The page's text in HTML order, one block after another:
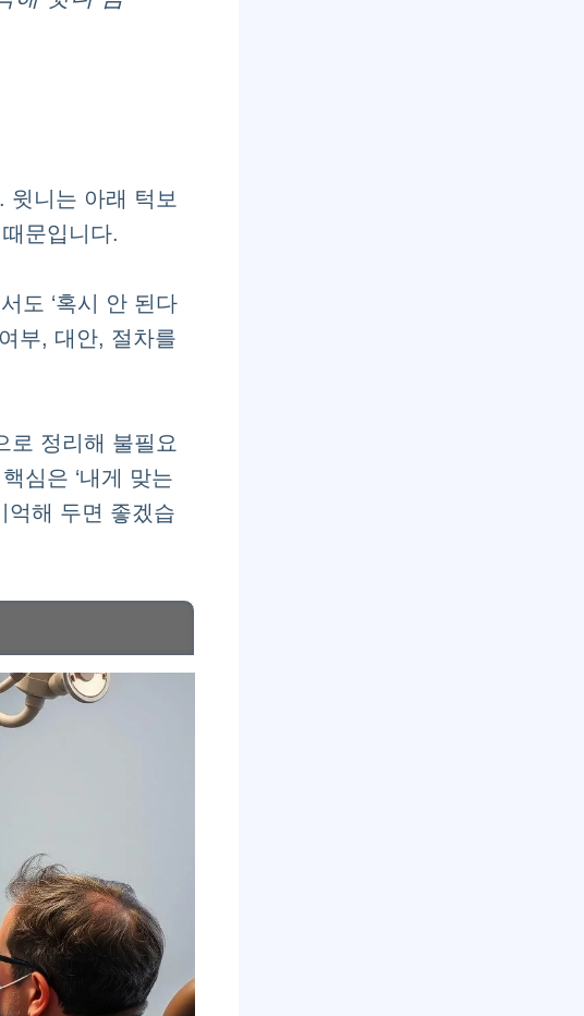
윗니는 아래 턱보
문입니다.
도 ‘혹시 안 된다
부, 대안, 절차를
로 정리해 불필요
심은 ‘내게 맞는
억해 두면 좋겠습